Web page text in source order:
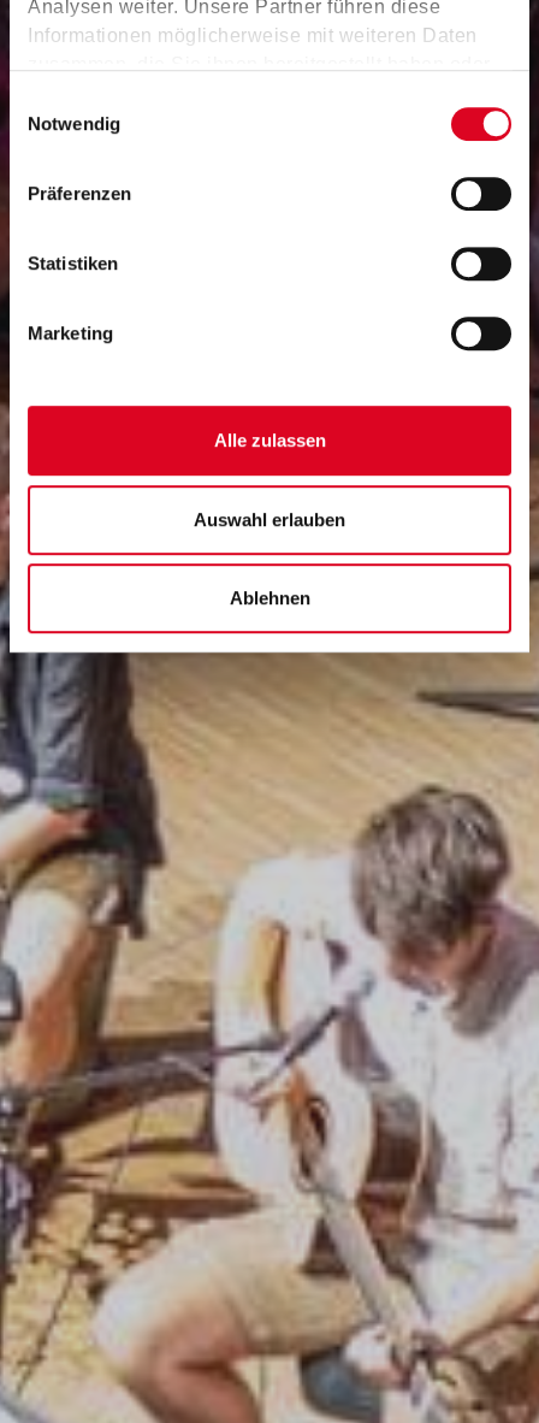
Analysen weiter. Unsere Partner führen diese
Informationen möglicherweise mit weiteren Daten
zusammen, die Sie ihnen bereitgestellt haben oder
gesammelt haben.
Notwendig
Präferenzen
Statistiken
Marketing
Alle zulassen
Auswahl erlauben
Ablehnen